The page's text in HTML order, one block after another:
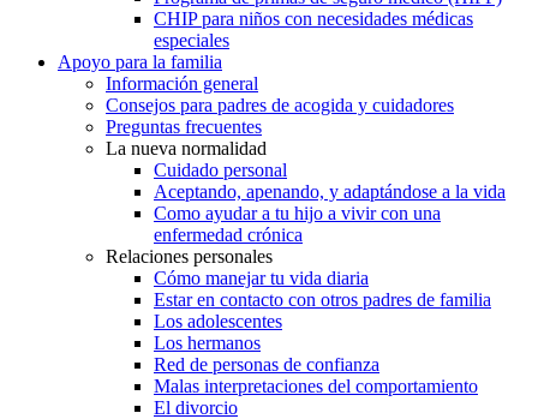
CHIP para niños con necesidades médicas
especiales
Apoyo para la familia
Información general
Consejos para padres de acogida y cuidadores
Preguntas frecuentes
La nueva normalidad
Cuidado personal
Aceptando, apenando, y adaptándose a la vida
Como ayudar a tu hijo a vivir con una
enfermedad crónica
Relaciones personales
Cómo manejar tu vida diaria
Estar en contacto con otros padres de familia
Los adolescentes
Los hermanos
Red de personas de confianza
Malas interpretaciones del comportamiento
El divorcio